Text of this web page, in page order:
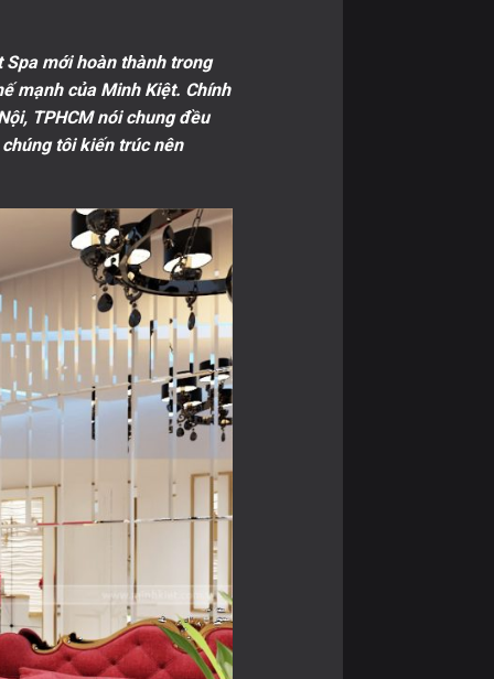
mới hoàn thành trong
mạnh của Minh Kiệt. Chính
TPHCM nói chung đều
tôi kiến trúc nên